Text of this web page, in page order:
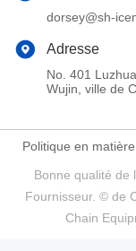
dorsey@sh-
Adresse
No. 401
Wujin, ville de
Politique en
Bonne qualité de
Fournisseur. © de
Chain